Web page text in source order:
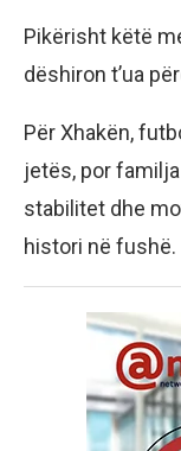
Pikërisht këtë
dëshiron t’ua
Për Xhakën,
jetës, por
stabilitet dhe
histori në fushë.